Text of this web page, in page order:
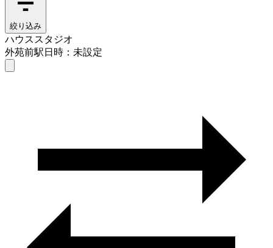
絞り込み
ハウススタジオ
外苑前駅日時：未設定